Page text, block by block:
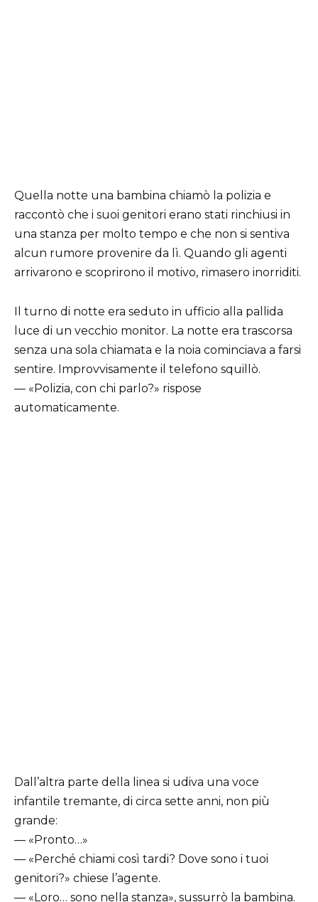
Quella notte una bambina chiamò la polizia e
raccontò che i suoi genitori erano stati rinchiusi in
una stanza per molto tempo e che non si sentiva
alcun rumore provenire da lì. Quando gli agenti
arrivarono e scoprirono il motivo, rimasero inorriditi.
Il turno di notte era seduto in ufficio alla pallida
luce di un vecchio monitor. La notte era trascorsa
senza una sola chiamata e la noia cominciava a farsi
sentire. Improvvisamente il telefono squillò.
— «Polizia, con chi parlo?» rispose
automaticamente.
Dall’altra parte della linea si udiva una voce
infantile tremante, di circa sette anni, non più
grande:
— «Pronto…»
— «Perché chiami così tardi? Dove sono i tuoi
genitori?» chiese l’agente.
— «Loro… sono nella stanza», sussurrò la bambina.